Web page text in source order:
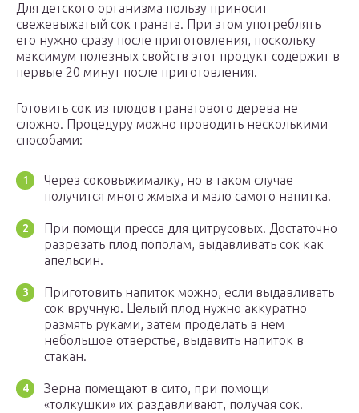
Для детского организма пользу приносит
свежевыжатый сок граната. При этом употреблять
его нужно сразу после приготовления, поскольку
максимум полезных свойств этот продукт содержит в
первые 20 минут после приготовления.
Готовить сок из плодов гранатового дерева не
сложно. Процедуру можно проводить несколькими
способами:
Через соковыжималку, но в таком случае
получится много жмыха и мало самого напитка.
При помощи пресса для цитрусовых. Достаточно
разрезать плод пополам, выдавливать сок как
апельсин.
Приготовить напиток можно, если выдавливать
сок вручную. Целый плод нужно аккуратно
размять руками, затем проделать в нем
небольшое отверстье, выдавить напиток в
стакан.
Зерна помещают в сито, при помощи
«толкушки» их раздавливают, получая сок.